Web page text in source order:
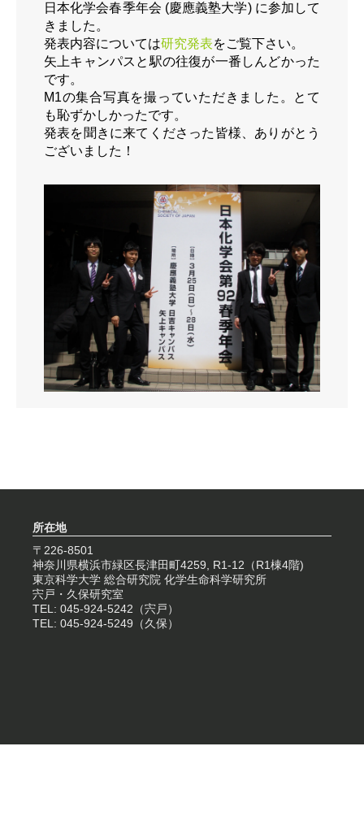
日本化学会春季年会 (慶應義塾大学) に参加して
きました。
発表内容については研究発表をご覧下さい。
矢上キャンパスと駅の往復が一番しんどかった
です。
M1の集合写真を撮っていただきました。とて
も恥ずかしかったです。
発表を聞きに来てくださった皆様、ありがとう
ございました！
所在地
〒226-8501
神奈川県横浜市緑区長津田町4259, R1-12（R1棟4階)
東京科学大学 総合研究院 化学生命科学研究所
宍戸・久保研究室
TEL: 045-924-5242（宍戸）
TEL: 045-924-5249（久保）